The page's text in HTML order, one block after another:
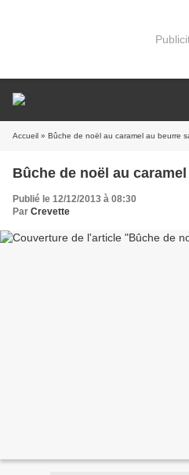
Accueil » Bûche de noël au caramel au beurre
Bûche de noël au
Publié le 12/12/2013 à 08:30
Par Crevette